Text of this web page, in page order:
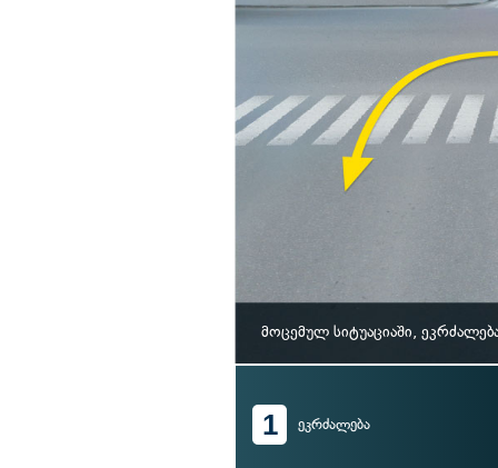
მოცემულ სიტუაციაში,
1 ეკრძალება